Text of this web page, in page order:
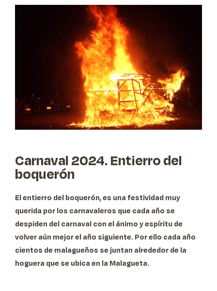
Carnaval 2024. Entierro del
boquerón
El entierro del boquerón,es una festividad muy
querida por los carnavaleros que cada año se
despiden del carnaval con el ánimo y espíritu de
volver aún mejor el año siguiente. Por ello cada año
cientos de malagueños se juntan alrededor de la
hoguera que se ubica en la Malagueta.